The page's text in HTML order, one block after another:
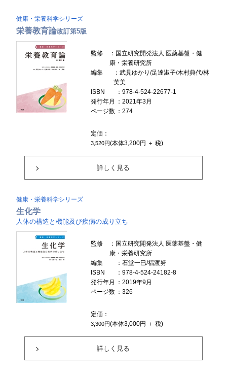
健康・栄養科学シリーズ
栄養教育論改訂第5版
監修
：国立研究開発法人 医薬基盤・健
康・栄養研究所
編集
：武見ゆかり/足達淑子/木村典代/林
芙美
ISBN
：978-4-524-22677-1
発行年月
：2021年3月
ページ数 ：274
定価：
3,520円(本体3,200円 ＋ 税)
詳しく見る
健康・栄養科学シリーズ
生化学
人体の構造と機能及び疾病の成り立ち
監修
：国立研究開発法人 医薬基盤・健
康・栄養研究所
編集
：石堂一巳/福渡努
ISBN
：978-4-524-24182-8
発行年月
：2019年9月
ページ数 ：326
定価：
3,300円(本体3,000円 ＋ 税)
詳しく見る